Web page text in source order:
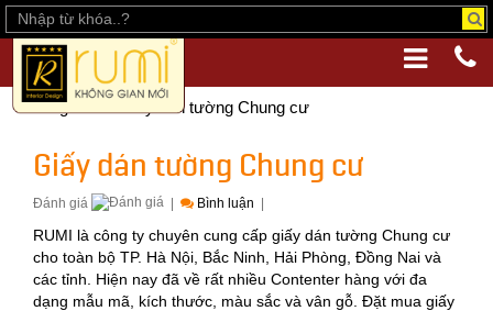
Trang chủ Giấy dán tường Chung cư
Giấy dán tường Chung cư
Đánh giá Bình luận
RUMI là công ty chuyên cung cấp giấy dán tường Chung cư
cho toàn bộ TP. Hà Nội, Bắc Ninh, Hải Phòng, Đồng Nai và
các tỉnh. Hiện nay đã về rất nhiều Contenter hàng với đa
dạng mẫu mã, kích thước, màu sắc và vân gỗ. Đặt mua giấy